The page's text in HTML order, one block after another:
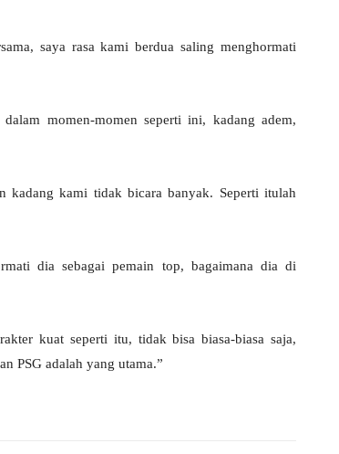
saya rasa kami berdua saling menghormati
momen-momen seperti ini, kadang adem,
kadang kami tidak bicara banyak. Seperti itulah
dia sebagai pemain top, bagaimana dia di
kuat seperti itu, tidak bisa biasa-biasa saja,
PSG adalah yang utama.”